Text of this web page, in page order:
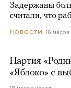
Задержаны
считали, что
НОВОСТИ 16 часов
Партия
«Яблоко» с